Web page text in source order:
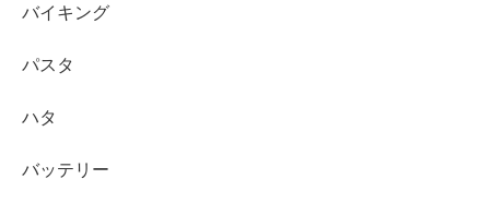
バイキング
パスタ
ハタ
バッテリー